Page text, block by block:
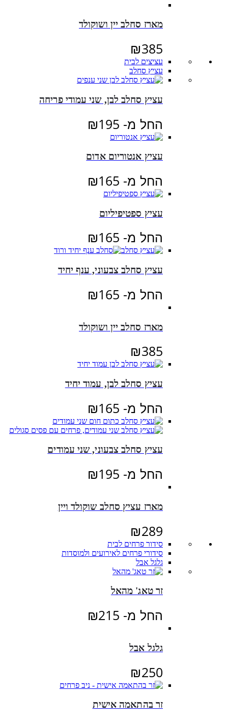
מארז סחלב יין ושוקולד
₪385
עציצים לבית
עציץ סחלב
עציץ סחלב לבן, שני עמודי פריחה
החל מ- ₪195
עציץ אנטוריום אדום
החל מ- ₪165
עציץ ספטיפיליום
החל מ- ₪165
עציץ סחלב צבעוני, ענף יחיד
החל מ- ₪165
מארז סחלב יין ושוקולד
₪385
עציץ סחלב לבן, עמוד יחיד
החל מ- ₪165
עציץ סחלב צבעוני, שני עמודים
החל מ- ₪195
מארז עציץ סחלב שוקולד ויין
₪289
סידור פרחים לבית
סידורי פרחים לאירועים ולמוסדות
גלגל אבל
זר טאג' מהאל
החל מ- ₪215
גלגל אבל
₪250
זר בהתאמה אישית